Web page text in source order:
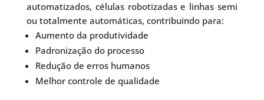
automatizados, células robotizadas e linhas semi
ou totalmente automáticas, contribuindo para:
Aumento da produtividade
Padronização do processo
Redução de erros humanos
Melhor controle de qualidade